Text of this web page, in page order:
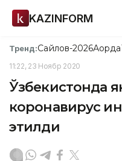
KAZINFORM
Тренд:Сайлов-2026Ақорда
11:22, 23 Ноябр 2020
Ўзбекистонда
коронавирус
этилди